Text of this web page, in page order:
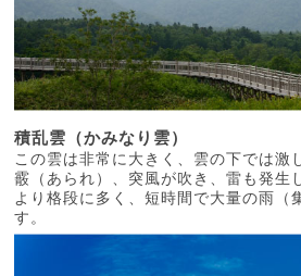
積乱雲（かみなり雲）
この雲は非常に大きく、雲の下では激
霰（あられ）、突風が吹き、雷も発生
より格段に多く、短時間で大量の雨（
す。